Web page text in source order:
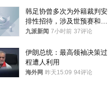
韩足协曾多次为外籍裁判安
排性招待，涉及世预赛和奥
预赛，韩足协回应
九派新闻 7小时前 37评论
伊朗总统：最高领袖决策过
程遭人利用
海外网 昨天15:09 94评论